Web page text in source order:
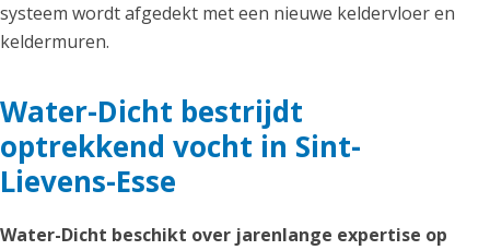
systeem wordt afgedekt met een nieuwe keldervloer en
keldermuren.
Water-Dicht bestrijdt
optrekkend vocht in Sint-
Lievens-Esse
Water-Dicht beschikt over jarenlange expertise op